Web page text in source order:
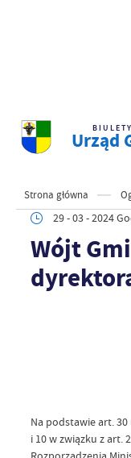
Urząd
Strona główna
29 - 03 - 2024
Wójt
Na podstawie art. 30
i 10 w związku z art.